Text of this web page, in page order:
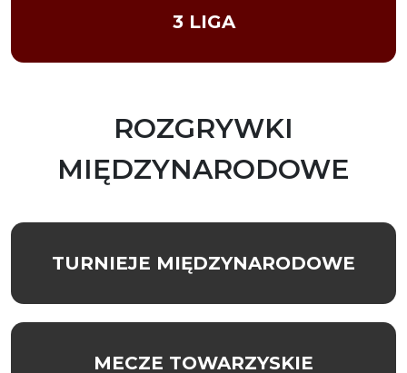
3 LIGA
ROZGRYWKI
MIĘDZYNARODOWE
TURNIEJE MIĘDZYNARODOWE
MECZE TOWARZYSKIE